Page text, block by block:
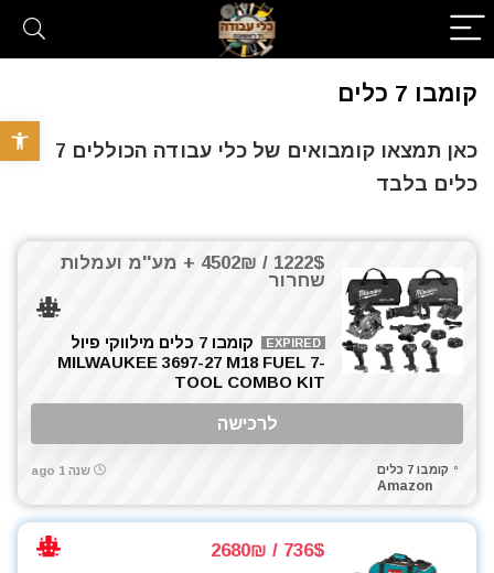
פתח
קומבו 7 כלים
כאן תמצאו קומבואים של כלי עבודה הכוללים 7
כלים בלבד
1222$ / 4502₪ + מע''מ ועמלות
שחרור
EXPIRED
קומבו 7 כלים מילווקי פיול
MILWAUKEE 3697-27 M18 FUEL 7-
TOOL COMBO KIT
לרכישה
קומבו 7 כלים
Amazon
שנה 1 ago
736$ / 2680₪